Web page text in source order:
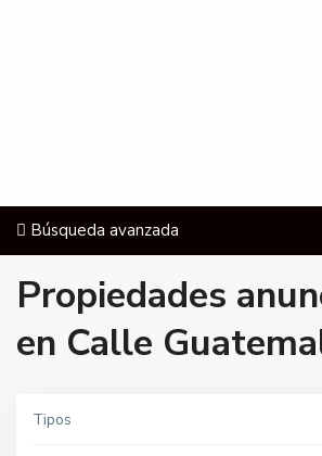
Búsqueda avanzada
Propiedades
en Calle
Tipos